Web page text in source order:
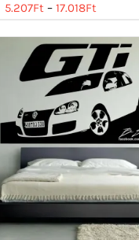
5.207Ft– 17.018Ft